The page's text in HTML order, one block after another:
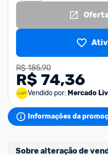
R$ 185,90
R$ 74,36
Vendido por: Mercado
Informações da
Sobre alteração de